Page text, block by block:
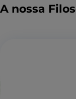
A nossa